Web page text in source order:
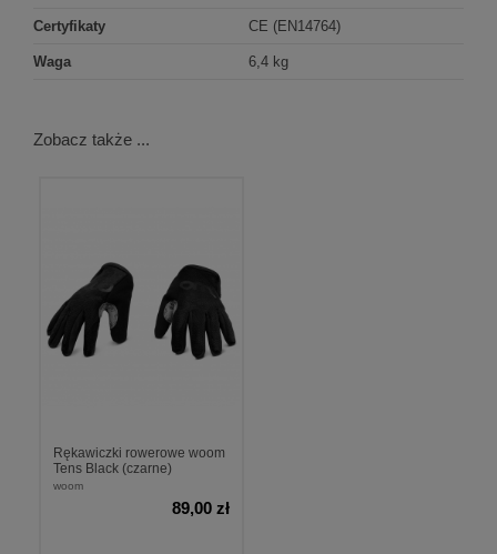
Certyfikaty CE (EN14764)
Waga 6,4 kg
Zobacz także ...
Rękawiczki rowerowe woom
Tens Black (czarne)
woom
89,00 zł